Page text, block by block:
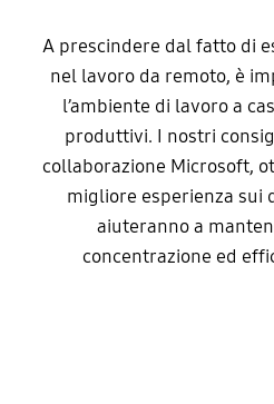
A prescindere dal fatto di
nel lavoro da remoto, è
l’ambiente di lavoro a
produttivi. I nostri
collaborazione Microsoft,
migliore esperienza sui
aiuteranno a
concentrazione ed